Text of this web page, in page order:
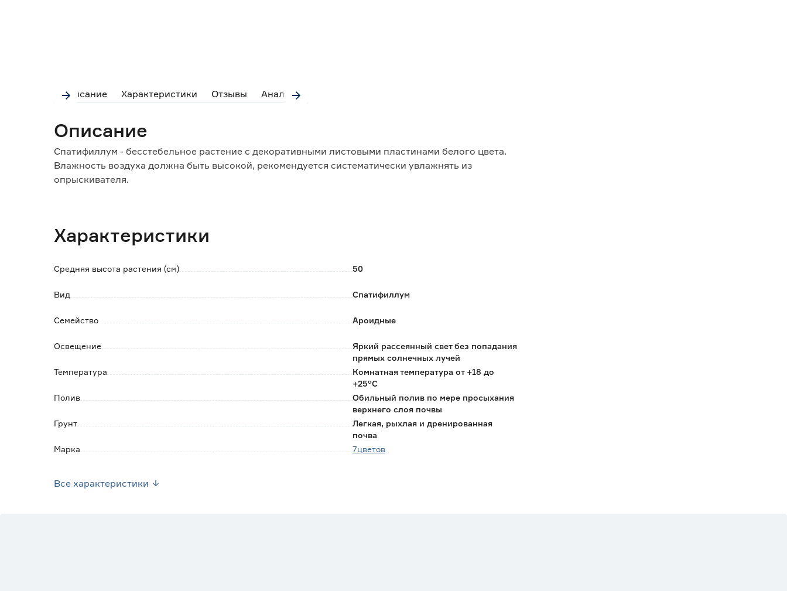
Описание Характеристики Отзывы Аналоги
Описание
Спатифиллум - бесстебельное растение с декоративными листовыми пластинами белого цвета.
Влажность воздуха должна быть высокой, рекомендуется систематически увлажнять из
опрыскивателя.
удобрением.
Характеристики
Средняя высота растения (см) 50
Вид Спатифиллум
Семейство Ароидные
Освещение
Яркий рассеянный свет без попадания
прямых солнечных лучей
Температура
Комнатная температура от +18 до
+25°C
Полив
Обильный полив по мере просыхания
верхнего слоя почвы
Грунт
Легкая, рыхлая и дренированная
почва
Марка
7цветов
Все характеристики